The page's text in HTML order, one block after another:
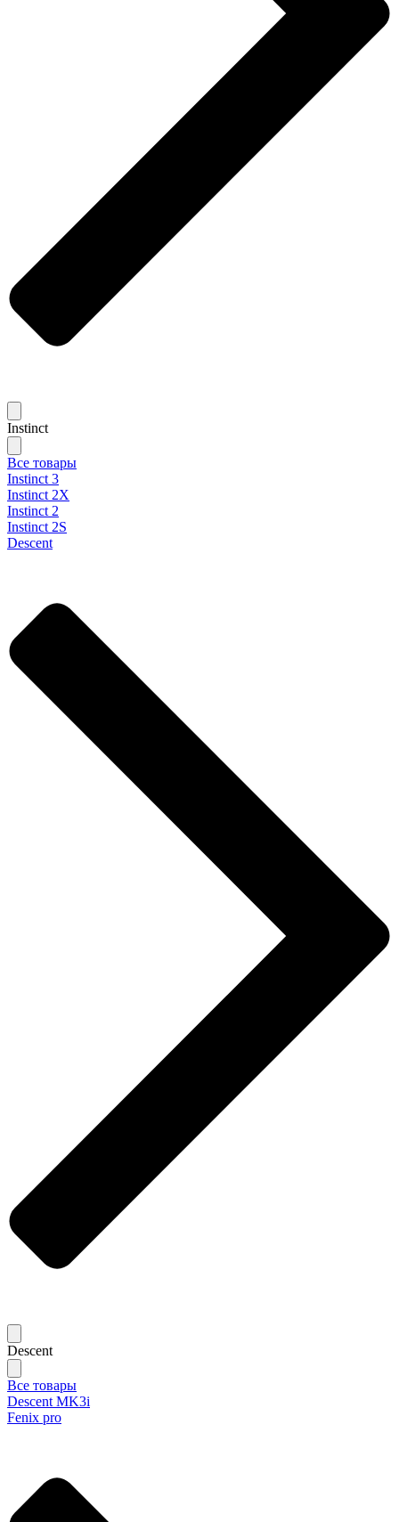
Instinct
Все товары
Instinct 3
Instinct 2X
Instinct 2
Instinct 2S
Descent
Descent
Все товары
Descent MK3i
Fenix pro